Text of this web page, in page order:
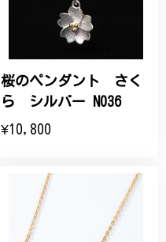
桜のペンダント さく
ら シルバー N036
¥10,800